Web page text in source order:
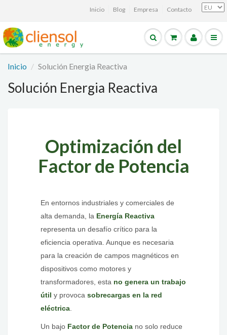
Inicio Blog Empresa Contacto
Inicio Solución Energia Reactiva
Solución Energia Reactiva
Optimización del
Factor de Potencia
En entornos industriales y comerciales de
alta demanda, la Energía Reactiva
representa un desafío crítico para la
eficiencia operativa. Aunque es necesaria
para la creación de campos magnéticos en
dispositivos como motores y
transformadores, esta no genera un trabajo
útil y provoca sobrecargas en la red
eléctrica
Un bajo Factor de Potencia no solo reduce